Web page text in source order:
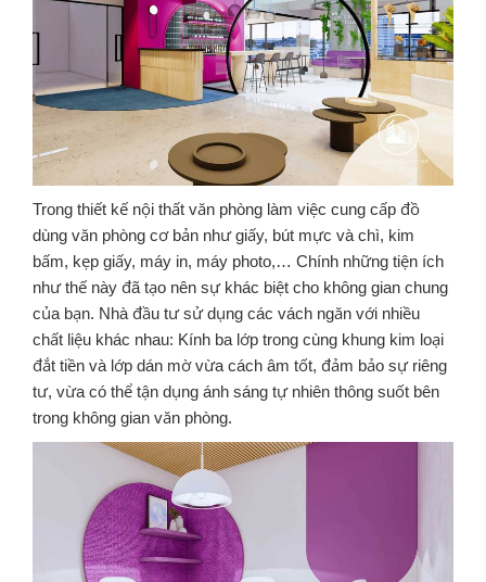
Trong thiết kế nội thất văn phòng làm việc cung cấp đồ
dùng văn phòng cơ bản như giấy, bút mực và chì, kim
bấm, kẹp giấy, máy in, máy photo,… Chính những tiện ích
như thế này đã tạo nên sự khác biệt cho không gian chung
của bạn. Nhà đầu tư sử dụng các vách ngăn với nhiều
chất liệu khác nhau: Kính ba lớp trong cùng khung kim loại
đắt tiền và lớp dán mờ vừa cách âm tốt, đảm bảo sự riêng
tư, vừa có thể tận dụng ánh sáng tự nhiên thông suốt bên
trong không gian văn phòng.